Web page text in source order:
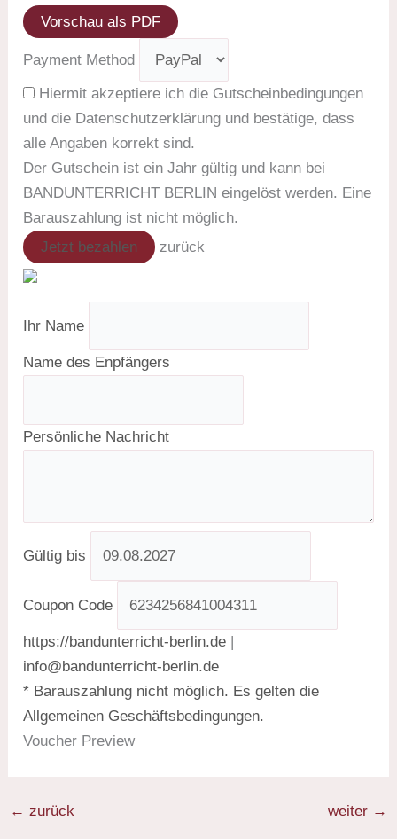
Vorschau als PDF
Payment Method
Hiermit akzeptiere ich die Gutscheinbedingungen
und die Datenschutzerklärung und bestätige, dass
alle Angaben korrekt sind.
Der Gutschein ist ein Jahr gültig und kann bei
BANDUNTERRICHT BERLIN eingelöst werden. Eine
Barauszahlung ist nicht möglich.
Jetzt bezahlen
zurück
Ihr Name
Name des Enpfängers
Persönliche Nachricht
Gültig bis
Coupon Code
https://bandunterricht-berlin.de
info@bandunterricht-berlin.de
* Barauszahlung nicht möglich. Es gelten die
Allgemeinen Geschäftsbedingungen.
Voucher Preview
← zurück weiter →